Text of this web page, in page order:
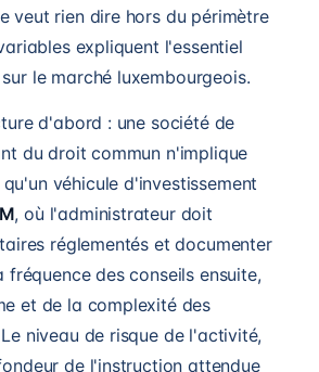
veut rien dire hors du périmètre
expliquent l'essentiel
le marché luxembourgeois.
d'abord : une société de
du droit commun n'implique
véhicule d'investissement
, où l'administrateur doit
réglementés et documenter
des conseils ensuite,
et de la complexité des
niveau de risque de l'activité,
de l'instruction attendue